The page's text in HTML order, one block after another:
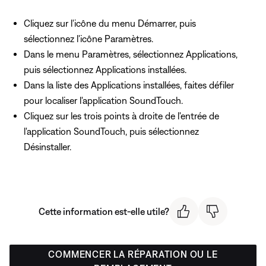
Cliquez sur l'icône du menu Démarrer, puis
sélectionnez l'icône Paramètres.
Dans le menu Paramètres, sélectionnez Applications,
puis sélectionnez Applications installées.
Dans la liste des Applications installées, faites défiler
pour localiser l'application SoundTouch.
Cliquez sur les trois points à droite de l'entrée de
l'application SoundTouch, puis sélectionnez
Désinstaller.
Cette information est-elle utile?
COMMENCER LA RÉPARATION OU LE